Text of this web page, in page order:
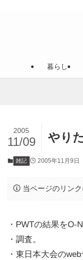
暮らし
やり
2005
11/09
雑記 2005年11月9日
当ページのリン
・PWTの結果をO-
・調査。
・東日本大会の